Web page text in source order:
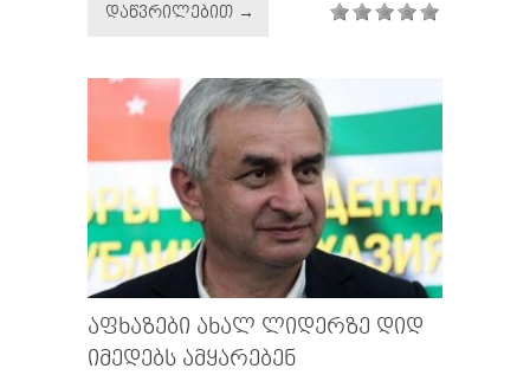
ᲓᲐᲬᲕᲠᲘᲚᲔᲑᲘᲗ →
ᲐᲤᲮᲐᲖᲔᲑᲘ ᲐᲮᲐᲚ ᲚᲘᲓᲔᲠᲖᲔ ᲓᲘᲓ
ᲘᲛᲔᲓᲔᲑᲡ ᲐᲛᲧᲐᲠᲔᲑᲔᲜ